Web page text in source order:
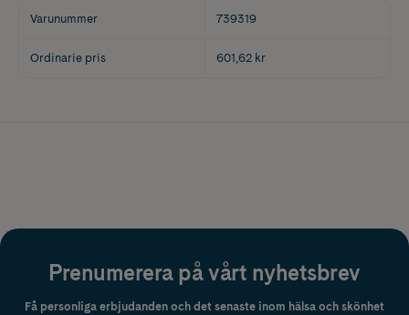
Varunummer 739319
Ordinarie pris 601,62 kr
Prenumerera på vårt nyhetsbrev
Få personliga erbjudanden och det senaste inom hälsa och skönhet